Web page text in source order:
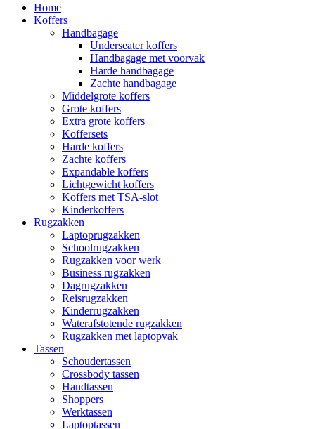
Home
Koffers
Handbagage
Underseater koffers
Handbagage met voorvak
Harde handbagage
Zachte handbagage
Middelgrote koffers
Grote koffers
Extra grote koffers
Koffersets
Harde koffers
Zachte koffers
Expandable koffers
Lichtgewicht koffers
Koffers met TSA-slot
Kinderkoffers
Rugzakken
Laptoprugzakken
Schoolrugzakken
Rugzakken voor werk
Business rugzakken
Dagrugzakken
Reisrugzakken
Kinderrugzakken
Waterafstotende rugzakken
Rugzakken met laptopvak
Tassen
Schoudertassen
Crossbody tassen
Handtassen
Shoppers
Werktassen
Laptoptassen